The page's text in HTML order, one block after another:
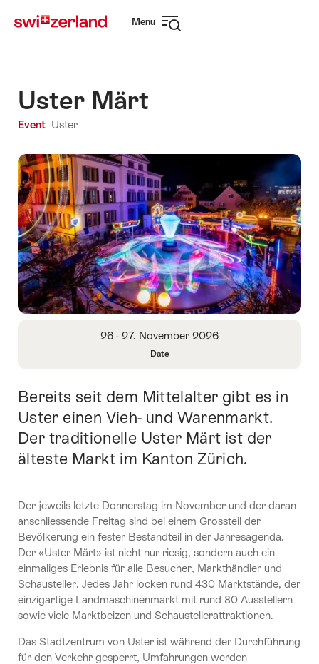
navigation
Menu
Uster Märt
Event Uster
About
Date
Date
26 - 27. November 2026
Intro
Bereits seit dem Mittelalter gibt es in
Uster einen Vieh- und Warenmarkt.
Der traditionelle Uster Märt ist der
älteste Markt im Kanton Zürich.
Der jeweils letzte Donnerstag im November und der daran
anschliessende Freitag sind bei einem Grossteil der
Bevölkerung ein fester Bestandteil in der Jahresagenda.
Der «Uster Märt» ist nicht nur riesig, sondern auch ein
einmaliges Erlebnis für alle Besucher, Markthändler und
Schausteller. Jedes Jahr locken rund 430 Marktstände, der
einzigartige Landmaschinenmarkt mit rund 80 Ausstellern
sowie viele Marktbeizen und Schaustellerattraktionen.
Das Stadtzentrum von Uster ist während der Durchführung
für den Verkehr gesperrt, Umfahrungen werden